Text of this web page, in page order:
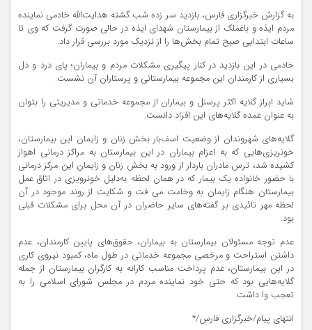
به گزارش خبرگزاری فارس، بازدید سر زده شب گشته هدایت‌الله خادمی نماینده
مردم ایذه و باغملک از بیمارستان شهدای ایذه در حالی صورت گرفت که وی تا
ساعات ابتدایی صبح تمام بخش‌ها را از نزدیک مورد بررسی قرار داد.
خادمی در این بازدید در کنار پیگیری مشکلات مردم و بیماران؛ پای درد و دل
بسیاری از کارمندان این مجموعه بیمارستانی و پرستاران آن نشست.
شاید ابراز گلایه اکثر پرسنل و بیماران از مجموعه خدماتی و مدیریتی را بتوان
به عنوان عمده گلایه‌های این افراد دانست.
گلایه‌های شهروندان از وضعیت اسف‌بار بخش زنان و زایمان این بیمارستان،
خونریزی‌هایی که به اعزام بیماران در این بیمارستان به مراکز درمانی اهواز
کشیده شد، ترس مادران باردار از ورود به بخش زنان و زایمان این مرکز درمانی
با حضور خانواده یک بیمار که در همان لحظه به‌دلیل خونرویزی در اتاق عمل
بیمارستان هنگام زایمان به وخامت می ‌فت و شکایت از روند موجود در آن
لحظه مهر تائیدی بر گفته‌های سایر حاضران در آن محل برای مشکلات قبلی
بود.
عدم توجه مسئولان بیمارستان به بیماران، حقوق‌های پایین کارمندان، عدم
داشتن استراحت و مرخصی مجموعه خدماتی در طول ماه، کمبود نیروی کاری
در این بیمارستان، عدم پرداخت مناسب کارانه به کارگران بیمارستان از جمله
گلایه‌هایی بود که حتی خود نماینده مردم در مجلس شورای اسلامی را به
تعجب وا داشت.
انتهای پیام/خبرگزاری فارس/*